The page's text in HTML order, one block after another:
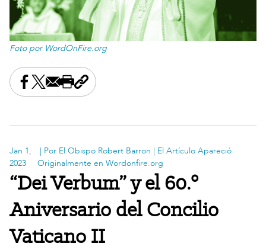
Foto por WordOnFire.org
Share this on Facebook
Share this on X
Share this by email
Print this page
Copy the page address
Jan 1,
2023
| Por El Obispo Robert Barron | El Artículo Apareció
Originalmente en Wordonfire.org
“Dei Verbum” y el 60.°
Aniversario del Concilio
Vaticano II